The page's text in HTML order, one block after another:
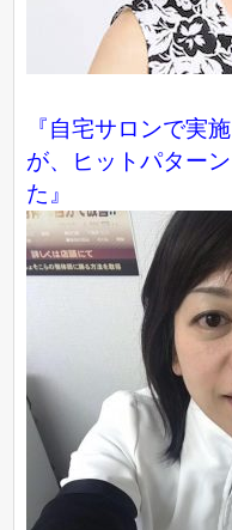
『自宅サロンで実
が、ヒットパター
た』